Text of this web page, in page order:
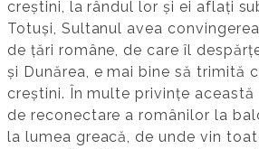
creștini, la rândul lor și ei aflați
Totuși, Sultanul avea
de țări române, de care îl
și Dunărea, e mai bine să trimită
creștini. În multe privințe
de reconectare a românilor la
la lumea greacă, de unde vin